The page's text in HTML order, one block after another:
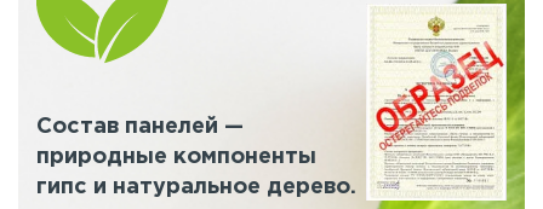
Состав панелей —
природные компоненты
гипс и натуральное дерево.